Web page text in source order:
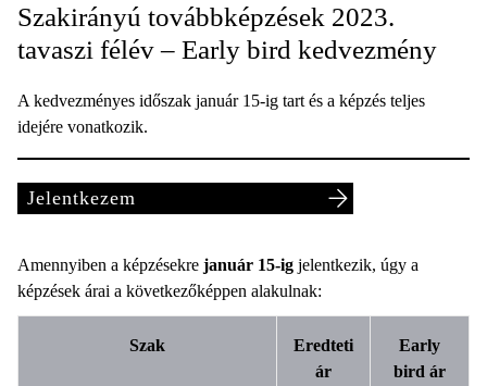
Szakirányú továbbképzések 2023.
tavaszi félév – Early bird kedvezmény
A kedvezményes időszak január 15-ig tart és a képzés teljes
idejére vonatkozik.
Jelentkezem
Amennyiben a képzésekre január 15-ig jelentkezik, úgy a
képzések árai a következőképpen alakulnak:
Szak
Eredteti
ár
Early
bird ár